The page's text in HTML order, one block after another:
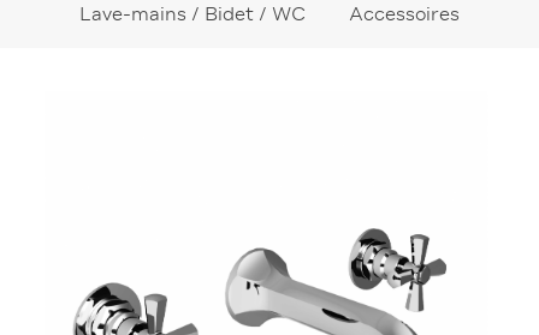
Lave-mains / Bidet / WC
Accessoires